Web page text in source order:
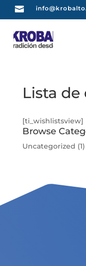

Lista de
[ti_wishlistsview]
Browse
Uncategorized (1)